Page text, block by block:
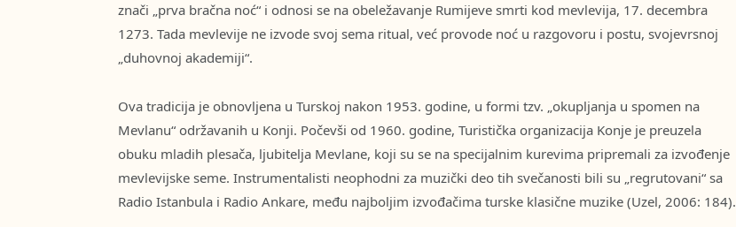
znači „prva bračna noć“ i odnosi se na obeležavanje Rumijeve smrti kod mevlevija, 17. decembra
1273. Tada mevlevije ne izvode svoj sema ritual, već provode noć u razgovoru i postu, svojevrsnoj
„duhovnoj akademiji“.
Ova tradicija je obnovljena u Turskoj nakon 1953. godine, u formi tzv. „okupljanja u spomen na
Mevlanu“ održavanih u Konji. Počevši od 1960. godine, Turistička organizacija Konje je preuzela
obuku mladih plesača, ljubitelja Mevlane, koji su se na specijalnim kurevima pripremali za izvođenje
mevlevijske seme. Instrumentalisti neophodni za muzički deo tih svečanosti bili su „regrutovani“ sa
Radio Istanbula i Radio Ankare, među najboljim izvođačima turske klasične muzike (Uzel, 2006: 184).